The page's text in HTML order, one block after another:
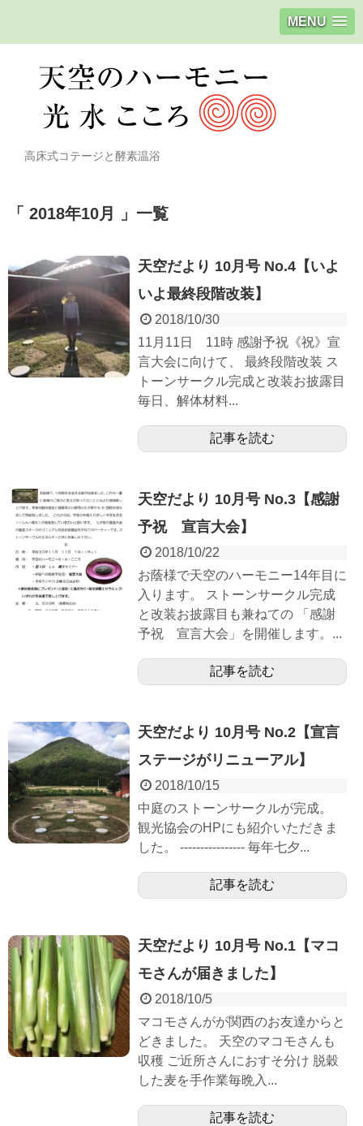
MENU
高床式コテージと酵素温浴
2018年10月 一覧
天空だより 10月号 No.4【いよ
いよ最終段階改装】
2018/10/30
11月11日 11時 感謝予祝《祝》宣
言大会に向けて、 最終段階改装 ス
トーンサークル完成と改装お披露目
毎日、解体材料...
記事を読む
天空だより 10月号 No.3【感謝
予祝 宣言大会】
2018/10/22
お蔭様で天空のハーモニー14年目に
入ります。 ストーンサークル完成
と改装お披露目も兼ねての 「感謝
予祝 宣言大会」を開催します。...
記事を読む
天空だより 10月号 No.2【宣言
ステージがリニューアル】
2018/10/15
中庭のストーンサークルが完成。
観光協会のHPにも紹介いただきま
した。 ---------------- 毎年七夕...
記事を読む
天空だより 10月号 No.1【マコ
モさんが届きました】
2018/10/5
マコモさんがが関西のお友達からと
どきました。 天空のマコモさんも
収穫 ご近所さんにおすそ分け 脱穀
した麦を手作業毎晩入...
記事を読む